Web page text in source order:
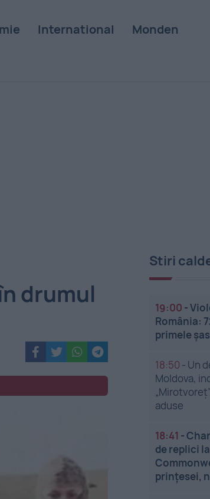
International Monden
drumul
Stiri
19:00 -
România:
primele
18:50 - Un
Moldova,
aduse
18:41 -
de replici
prințesei,